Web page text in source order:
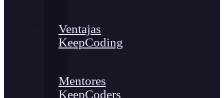
Ventajas
KeepCoding
Mentores
KeepCoders